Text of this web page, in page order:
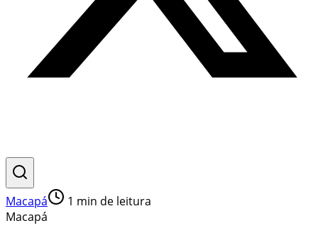
Macapá 1 min de leitura
Macapá